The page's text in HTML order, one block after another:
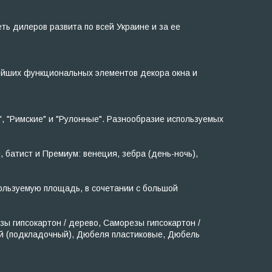
дилеров развита по всей Украине и за ее
функциональных элементов декора окна и
и "Рулонные". Разнообразие используемых
батист и Премиум: венеция, зебра (день-ночь),
площадь, в сочетании с большой
гипсокартон / дерево, Саморезы гипсокартон /
(подкладочный), Дюбеля пластиковые, Дюбель